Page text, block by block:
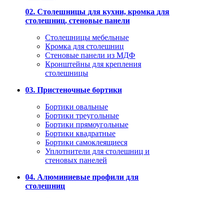
02. Столешницы для кухни, кромка для
столешниц, стеновые панели
Столешницы мебельные
Кромка для столешниц
Стеновые панели из МДФ
Кронштейны для крепления
столешницы
03. Пристеночные бортики
Бортики овальные
Бортики треугольные
Бортики прямоугольные
Бортики квадратные
Бортики самоклеящиеся
Уплотнители для столешниц и
стеновых панелей
04. Алюминиевые профили для
столешниц